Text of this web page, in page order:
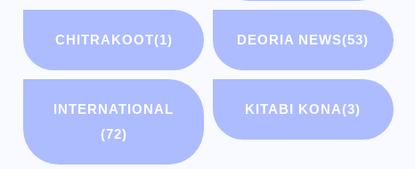
CHITRAKOOT(1) DEORIA NEWS(53)
INTERNATIONAL
(72)
KITABI KONA(3)